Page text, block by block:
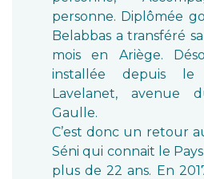
personne. Diplômée
Belabbas a transféré
mois en Ariège.
installée depuis
Lavelanet, avenue
Gaulle.
C’est donc un retour
Séni qui connait le
plus de 22 ans. En